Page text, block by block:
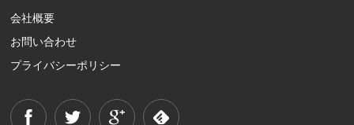
会社概要
お問い合わせ
プライバシーポリシー